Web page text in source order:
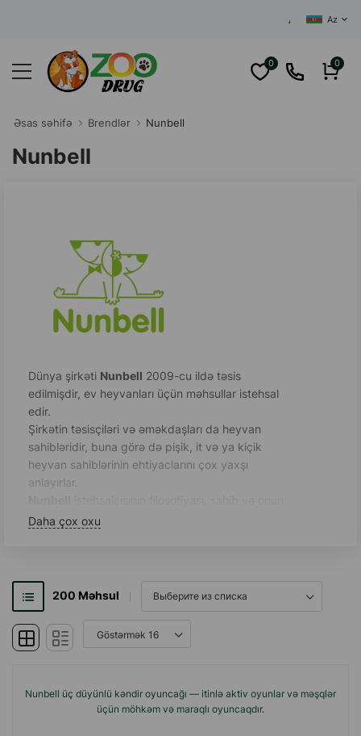
AZƏRBAYCANINAz
0 0
Əsas səhifə Brendlər Nunbell
Nunbell
Dünya şirkəti Nunbell 2009-cu ildə təsis
edilmişdir, ev heyvanları üçün məhsullar istehsal
edir.
Şirkətin təsisçiləri və əməkdaşları da heyvan
sahibləridir, buna görə də pişik, it və ya kiçik
heyvan sahiblərinin ehtiyaclarını çox yaxşı
anlayırlar.
ev heyvanı arasındakı əlaqəni gücləndirmək,
Mükəmməl keyfiyyət: modellər hazırlayarkən,
yumşaq, toksik olmayan materiallar seçilir.
İstehsal texnologiyasına riayət edilməsi bütün
mərhələlərdə nəzarət olunur.
HərNunbell
formaya daxil edilmiş faydalı funksionallığı, xoş
parlaq rəngdə təqdim etməyə çalışırlar.
Daha çox oxu
200 Məhsul
Nunbell üç düyünlü kəndir oyuncağı — itinlə aktiv oyunlar və məşqlər
üçün möhkəm və maraqlı oyuncaqdır.